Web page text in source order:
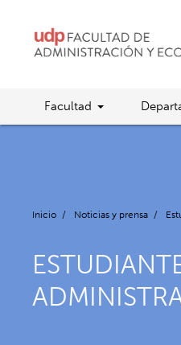
Facultad
Inicio / Noticias y prensa /